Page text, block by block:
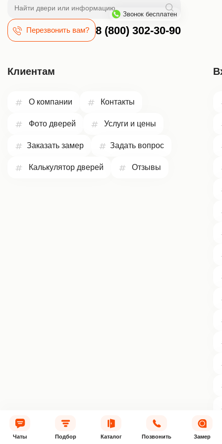
Клиентам
О компании Контакты
Фото дверей Услуги и цены
Заказать замер Задать вопрос
Калькулятор дверей Отзывы
Поиск
Перезвонить вам? 8 (800) 302-30-90
Звонок бесплатен
Чаты Подбор Каталог Позвонить Замер